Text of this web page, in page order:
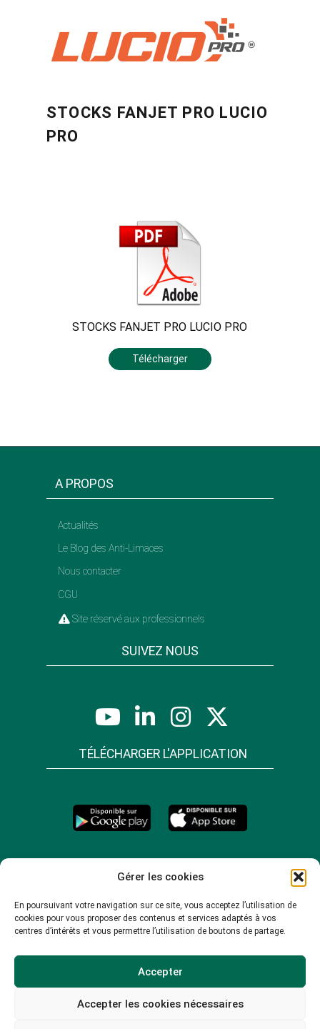
Gérer les cookies
En poursuivant votre navigation sur ce site, vous acceptez l’utilisation de
cookies pour vous proposer des contenus et services adaptés à vos
centres d’intérêts et vous permettre l’utilisation de boutons de partage.
Accepter
Accepter les cookies nécessaires
STOCKS FANJET PRO LUCIO
PRO
STOCKS FANJET PRO LUCIO PRO
Télécharger
A PROPOS
Actualités
Le Blog des Anti-Limaces
Nous contacter
CGU
Site réservé aux professionnels
SUIVEZ NOUS
TÉLÉCHARGER L'APPLICATION
© 2026 -